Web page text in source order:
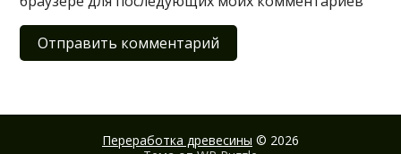
Переработка древесины © 2026